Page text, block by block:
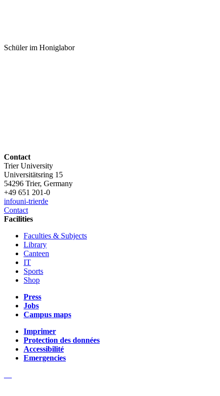
Schüler im Honiglabor
Contact
Trier University
Universitätsring 15
54296 Trier, Germany
+49 651 201-0
infouni-trierde
Contact
Facilities
Faculties & Subjects
Library
Canteen
IT
Sports
Shop
Press
Jobs
Campus maps
Imprimer
Protection des données
Accessibilité
Emergencies